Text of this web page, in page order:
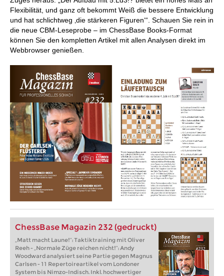
Flexibilität, und ganz oft bekommt Weiß die bessere Entwicklung
und hat schlichtweg ‚die stärkeren Figuren‘“. Schauen Sie rein in
die neue CBM-Leseprobe – im ChessBase Books-Format
können Sie den kompletten Artikel mit allen Analysen direkt im
Webbrowser genießen.
ChessBase Magazin 232 (gedruckt)
„Matt macht Laune!“: Taktiktraining mit Oliver
Reeh - „Normale Züge reichen nicht!“: Andy
Woodward analysiert seine Partie gegen Magnus
Carlsen - 11 Repertoireartikel vom Londoner
System bis Nimzo-Indisch. Inkl. hochwertiger